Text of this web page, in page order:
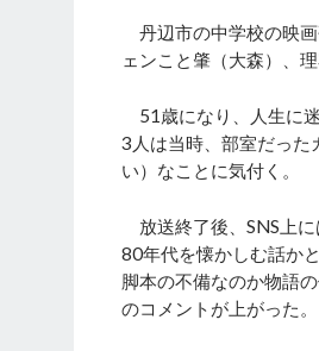
丹辺市の中学校の映
ェンこと肇（大森）、
51歳になり、人生に
3人は当時、部室だった
い）なことに気付く。
放送終了後、SNS上
80年代を懐かしむ話か
脚本の不備なのか物語
のコメントが上がった。